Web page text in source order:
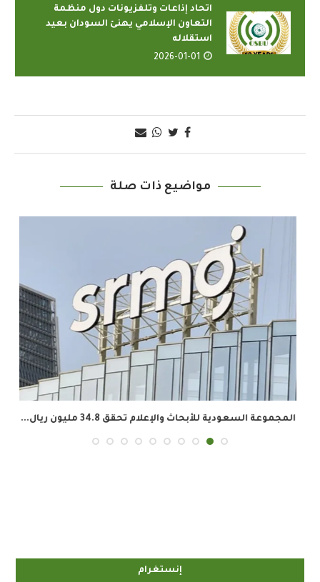
اتحاد إذاعات وتلفزيونات دول منظمة
التعاون الإسلامي يهنئ السودان بعيد
استقلاله
2026-01-01
مواضيع ذات صلة
المجموعة السعودية للأبحاث والإعلام تحقق 34.8 مليون ريال...
إنستغرام